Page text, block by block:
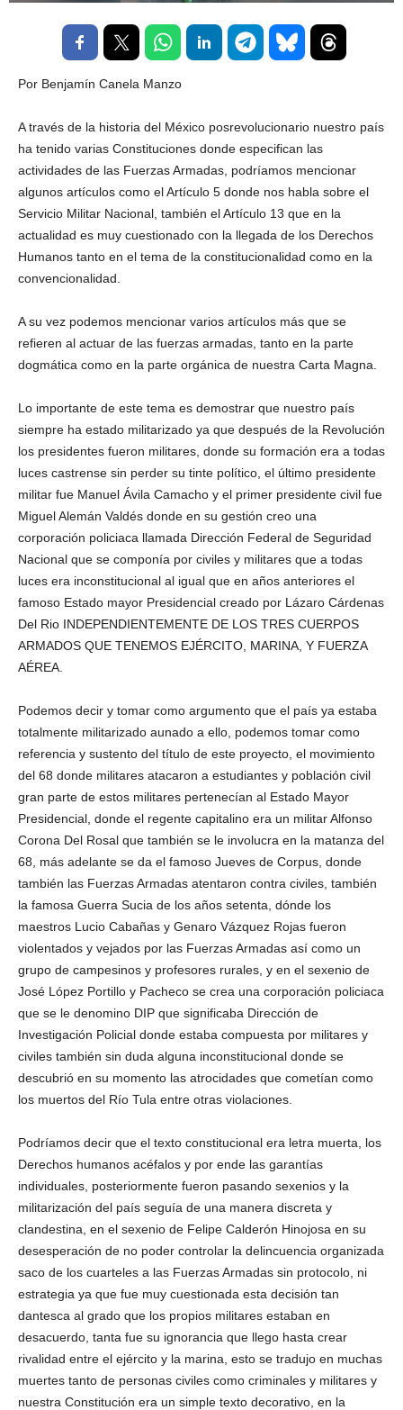
Por Benjamín Canela Manzo
A través de la historia del México posrevolucionario nuestro país
ha tenido varias Constituciones donde especifican las
actividades de las Fuerzas Armadas, podríamos mencionar
algunos artículos como el Artículo 5 donde nos habla sobre el
Servicio Militar Nacional, también el Artículo 13 que en la
actualidad es muy cuestionado con la llegada de los Derechos
Humanos tanto en el tema de la constitucionalidad como en la
convencionalidad.
A su vez podemos mencionar varios artículos más que se
refieren al actuar de las fuerzas armadas, tanto en la parte
dogmática como en la parte orgánica de nuestra Carta Magna.
Lo importante de este tema es demostrar que nuestro país
siempre ha estado militarizado ya que después de la Revolución
los presidentes fueron militares, donde su formación era a todas
luces castrense sin perder su tinte político, el último presidente
militar fue Manuel Ávila Camacho y el primer presidente civil fue
Miguel Alemán Valdés donde en su gestión creo una
corporación policiaca llamada Dirección Federal de Seguridad
Nacional que se componía por civiles y militares que a todas
luces era inconstitucional al igual que en años anteriores el
famoso Estado mayor Presidencial creado por Lázaro Cárdenas
Del Rio INDEPENDIENTEMENTE DE LOS TRES CUERPOS
ARMADOS QUE TENEMOS EJÉRCITO, MARINA, Y FUERZA
AÉREA.
Podemos decir y tomar como argumento que el país ya estaba
totalmente militarizado aunado a ello, podemos tomar como
referencia y sustento del título de este proyecto, el movimiento
del 68 donde militares atacaron a estudiantes y población civil
gran parte de estos militares pertenecían al Estado Mayor
Presidencial, donde el regente capitalino era un militar Alfonso
Corona Del Rosal que también se le involucra en la matanza del
68, más adelante se da el famoso Jueves de Corpus, donde
también las Fuerzas Armadas atentaron contra civiles, también
la famosa Guerra Sucia de los años setenta, dónde los
maestros Lucio Cabañas y Genaro Vázquez Rojas fueron
violentados y vejados por las Fuerzas Armadas así como un
grupo de campesinos y profesores rurales, y en el sexenio de
José López Portillo y Pacheco se crea una corporación policiaca
que se le denomino DIP que significaba Dirección de
Investigación Policial donde estaba compuesta por militares y
civiles también sin duda alguna inconstitucional donde se
descubrió en su momento las atrocidades que cometían como
los muertos del Río Tula entre otras violaciones.
Podríamos decir que el texto constitucional era letra muerta, los
Derechos humanos acéfalos y por ende las garantías
individuales, posteriormente fueron pasando sexenios y la
militarización del país seguía de una manera discreta y
clandestina, en el sexenio de Felipe Calderón Hinojosa en su
desesperación de no poder controlar la delincuencia organizada
saco de los cuarteles a las Fuerzas Armadas sin protocolo, ni
estrategia ya que fue muy cuestionada esta decisión tan
dantesca al grado que los propios militares estaban en
desacuerdo, tanta fue su ignorancia que llego hasta crear
rivalidad entre el ejército y la marina, esto se tradujo en muchas
muertes tanto de personas civiles como criminales y militares y
nuestra Constitución era un simple texto decorativo, en la